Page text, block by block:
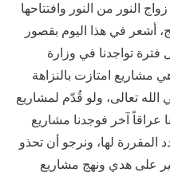
النور من النور وافتتاحها
أشعر في هذا اليوم بقصور
فترة تواجدنا في وزارة
مشاريع امتازت بالنزاهة
الله تعالى، ولو قُدّم لمشاريع
عراقاً آخر فوجدنا مشاريع
لها، ونرجو أن تحذو
على هدي ونهج مشاريع